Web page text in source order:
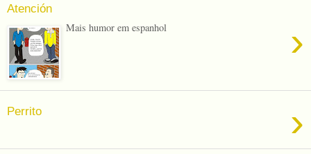
Atención
›
Mais humor em espanhol
Perrito ›